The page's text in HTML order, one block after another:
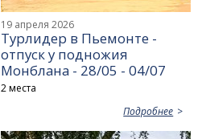
19 апреля 2026
Турлидер в Пьемонте -
отпуск у подножия
Монблана - 28/05 - 04/07
2 места
Подробнее